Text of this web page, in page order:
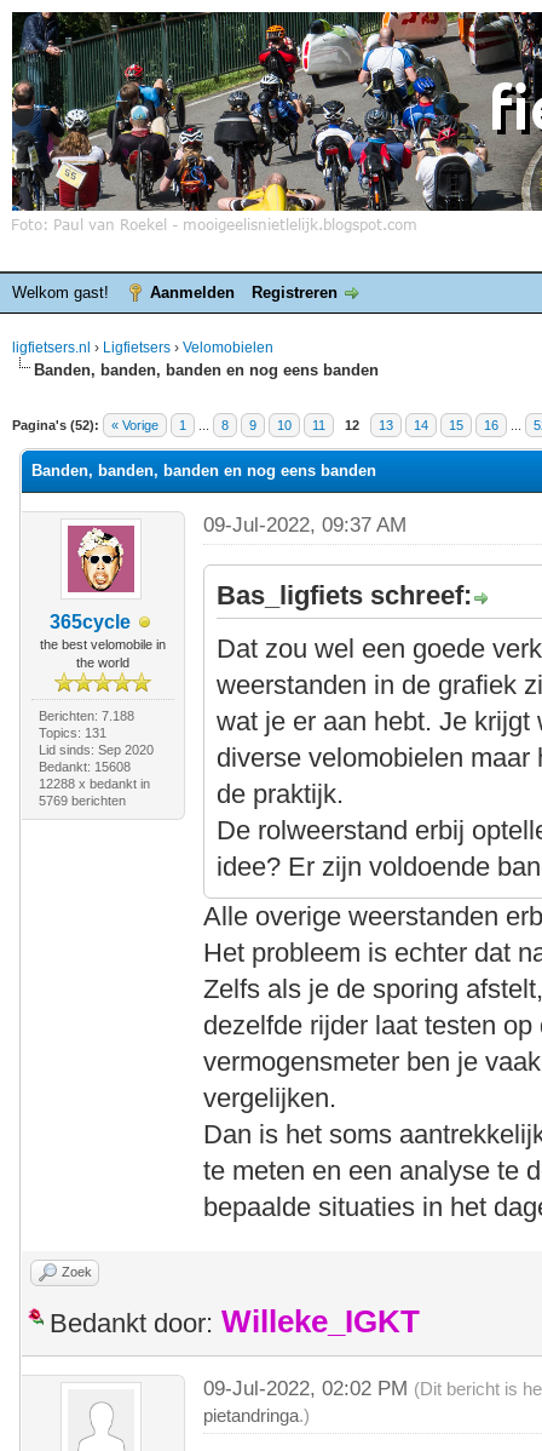
Welkom gast! Aanmelden Registreren
ligfietsers.nl › Ligfietsers › Velomobielen
Banden, banden, banden en nog eens banden
Pagina's (52): « Vorige 1 8 9 10 11 12 13 14 15 16
waardering is 3
Banden, banden, banden en nog eens banden
365cycle
the best velomobile in
the world
Berichten: 7.188
Topics: 131
Lid sinds: Sep 2020
Bedankt: 15608
12288 x bedankt in
5769 berichten
09-Jul-2022, 09:37 AM
Bas_ligfiets schreef:
Dat zou wel een goede
weerstanden in de grafiek
wat je er aan hebt. Je
diverse velomobielen
de praktijk.
De rolweerstand erbij
idee? Er zijn voldoende
Alle overige weerstanden
Het probleem is echter dat
Zelfs als je de sporing
dezelfde rijder laat testen
vermogensmeter ben je
vergelijken.
Dan is het soms
te meten en een analyse te
bepaalde situaties in het
Zoek
Bedankt door: Willeke_IGKT
09-Jul-2022, 02:02 PM (Dit bericht is
pietandringa.)